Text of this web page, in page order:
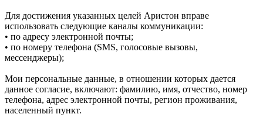
Для достижения указанных целей Аристон вправе
использовать следующие каналы коммуникации:
• по адресу электронной почты;
• по номеру телефона (SMS, голосовые вызовы,
мессенджеры);
Мои персональные данные, в отношении которых дается
данное согласие, включают: фамилию, имя, отчество, номер
телефона, адрес электронной почты, регион проживания,
населенный пункт.